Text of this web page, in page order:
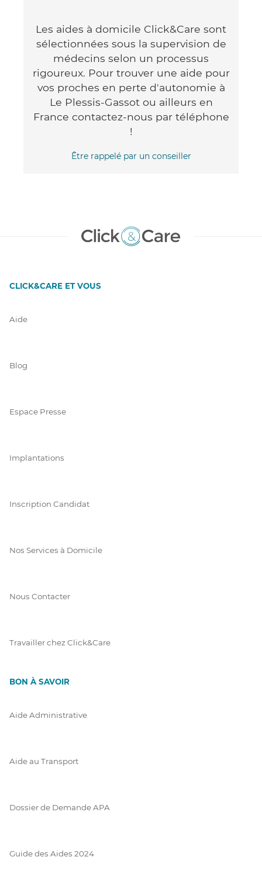
Les aides à domicile Click&Care sont
sélectionnées sous la supervision de
médecins selon un processus
rigoureux. Pour trouver une aide pour
vos proches en perte d'autonomie à
Le Plessis-Gassot ou ailleurs en
France contactez-nous par téléphone
!
Être rappelé par un conseiller
CLICK&CARE ET VOUS
Aide
Blog
Espace Presse
Implantations
Inscription Candidat
Nos Services à Domicile
Nous Contacter
Travailler chez Click&Care
BON À SAVOIR
Aide Administrative
Aide au Transport
Dossier de Demande APA
Guide des Aides 2024